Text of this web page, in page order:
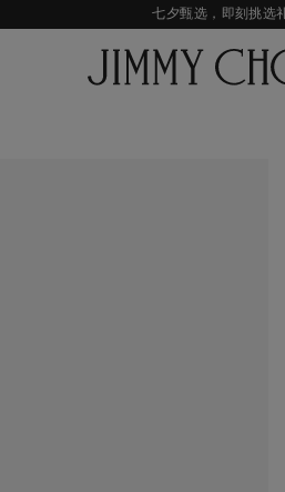
七夕甄选，即刻挑选
经典婚嫁系列，尊享专属